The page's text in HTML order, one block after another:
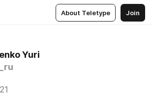
About Teletype Join
Yuri